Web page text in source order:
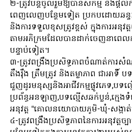
២-ត្រូវបន្តចូលរួមឱ្យបានសកម្ម និងផ្តល់
ពេញលេញបន្ថែមទៀត ប្រកបដោយឆន្ទ
និងការទទួលខុសត្រូវខ្ពស់ ក្នុងការអនុវត្
តាមអភិក្រមដែលបានដាក់ចេញនាពេលក
បន្ទាប់ទៀត។
៣-ត្រូវពង្រឹងប្រសិទ្ធភាពចំណាត់ការសំ
តឹងរ៉ឹង ត្រឹមត្រូវ និងតម្លាភាព ជាអាទិ៍
ជួញដូរមនុស្សនិងអាជីវកម្មផ្លូវភេទ,បទ
ប្រព័ន្ធអនឡាញ,បទល្មើសឆក់ប្លន់,ក្មេង
អនុវត្ត “គោលនយោបាយភូមិ-ឃុំ-សង្កាត់
៤-ត្រូវពង្រឹងប្រសិទ្ធភាពនៃការអនុវត្ត